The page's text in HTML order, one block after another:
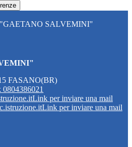
SALVEMINI"
FASANO(BR)
Link per inviare una mail
Link per inviare una mail